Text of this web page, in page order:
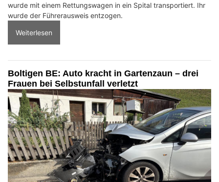
wurde mit einem Rettungswagen in ein Spital transportiert. Ihr
wurde der Führerausweis entzogen.
Weiterlesen
Boltigen BE: Auto kracht in Gartenzaun – drei
Frauen bei Selbstunfall verletzt